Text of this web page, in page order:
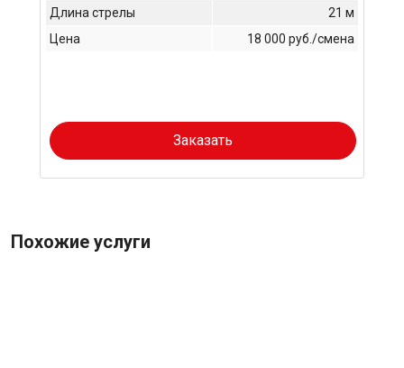
Длина стрелы
21 м
Цена
18 000 руб./смена
Заказать
Похожие услуги